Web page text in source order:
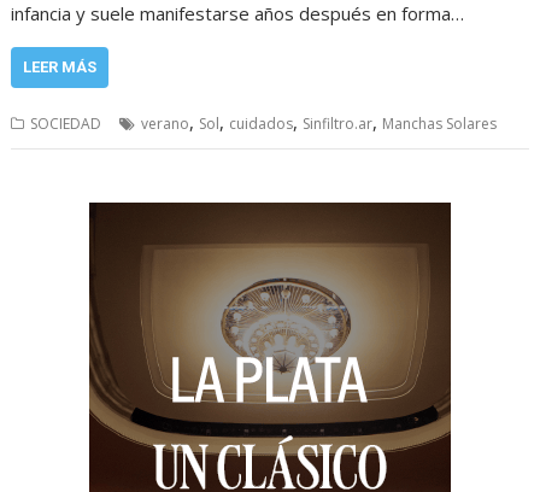
infancia y suele manifestarse años después en forma…
LEER MÁS
SOCIEDAD verano, Sol, cuidados, Sinfiltro.ar, Manchas Solares